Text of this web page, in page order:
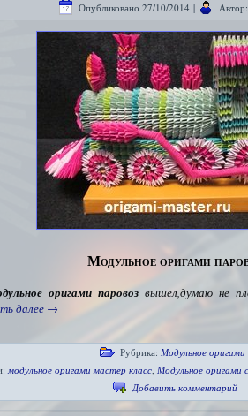
Опубликовано 27/10/2014 | Автор:
Модульное оригами
оригами паровоз вышел,думаю не
далее →
Рубрика: Модульное оригами
модульное оригами мастер класс, Модульное оригами
Добавить комментарий